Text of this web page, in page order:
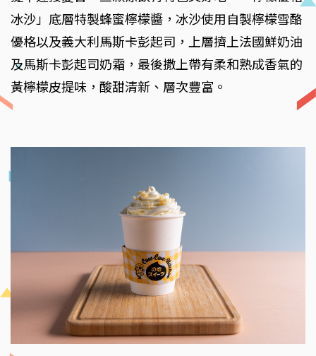
冰沙」底層特製蜂蜜檸檬醬，冰沙使用自製檸檬雪酪
優格以及義大利馬斯卡彭起司，上層擠上法國鮮奶油
及馬斯卡彭起司奶霜，最後撒上帶有柔和熟成香氣的
黃檸檬皮提味，酸甜清新、層次豐富。